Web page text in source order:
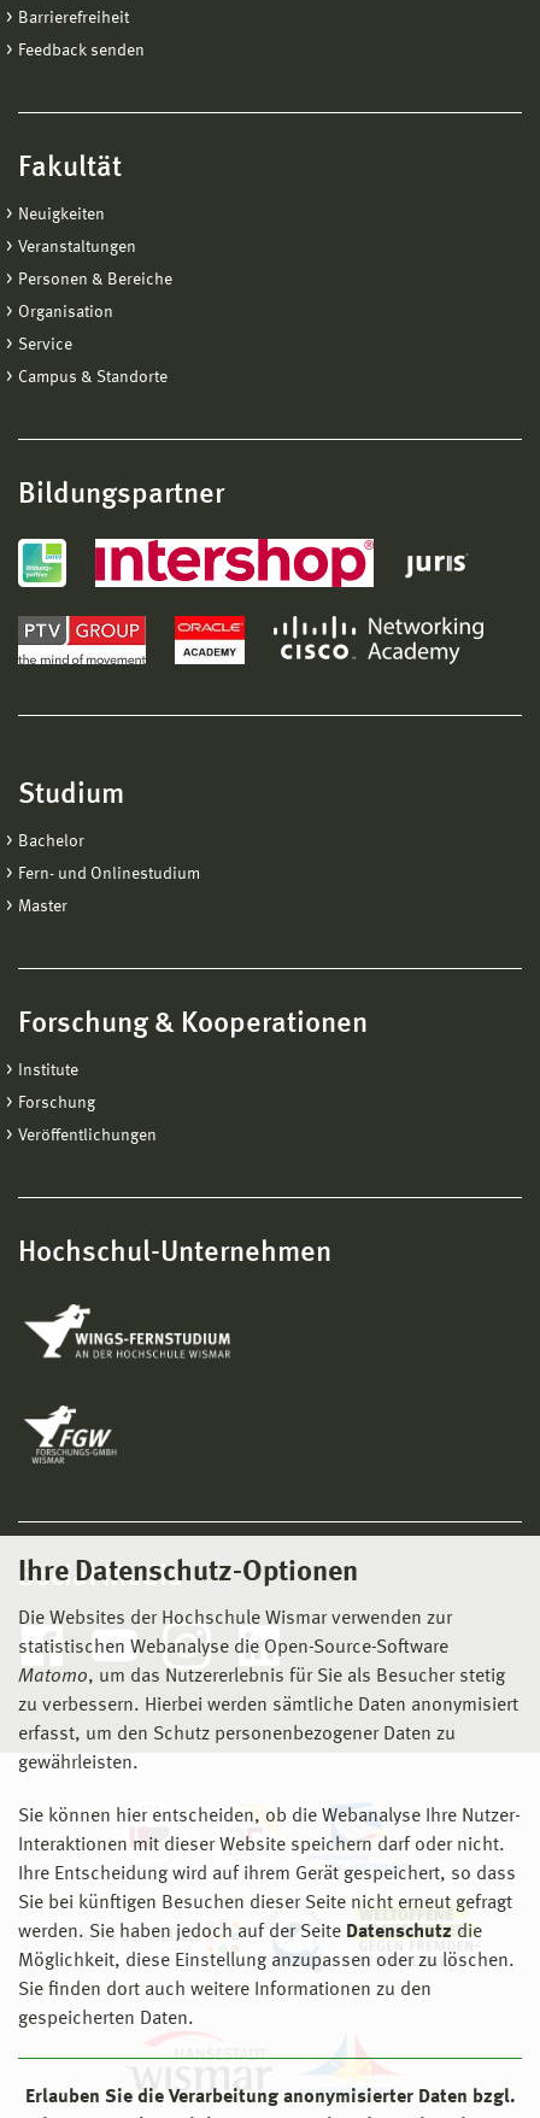
Ihre Datenschutz-Optionen
Die Websites der Hochschule Wismar verwenden zur
statistischen Webanalyse die Open-Source-Software
Matomo, um das Nutzererlebnis für Sie als Besucher stetig
zu verbessern. Hierbei werden sämtliche Daten anonymisiert
erfasst, um den Schutz personenbezogener Daten zu
gewährleisten.
Sie können hier entscheiden, ob die Webanalyse Ihre Nutzer-
Interaktionen mit dieser Website speichern darf oder nicht.
Ihre Entscheidung wird auf ihrem Gerät gespeichert, so dass
Sie bei künftigen Besuchen dieser Seite nicht erneut gefragt
werden. Sie haben jedoch auf der Seite Datenschutz die
Möglichkeit, diese Einstellung anzupassen oder zu löschen.
Sie finden dort auch weitere Informationen zu den
gespeicherten Daten.
Erlauben Sie die Verarbeitung anonymisierter Daten bzgl.
Barrierefreiheit
Feedback senden
Fakultät
Neuigkeiten
Veranstaltungen
Personen & Bereiche
Organisation
Service
Campus & Standorte
Bildungspartner
Studium
Bachelor
Fern- und Onlinestudium
Master
Forschung & Kooperationen
Institute
Forschung
Veröffentlichungen
Hochschul-Unternehmen
Social Media